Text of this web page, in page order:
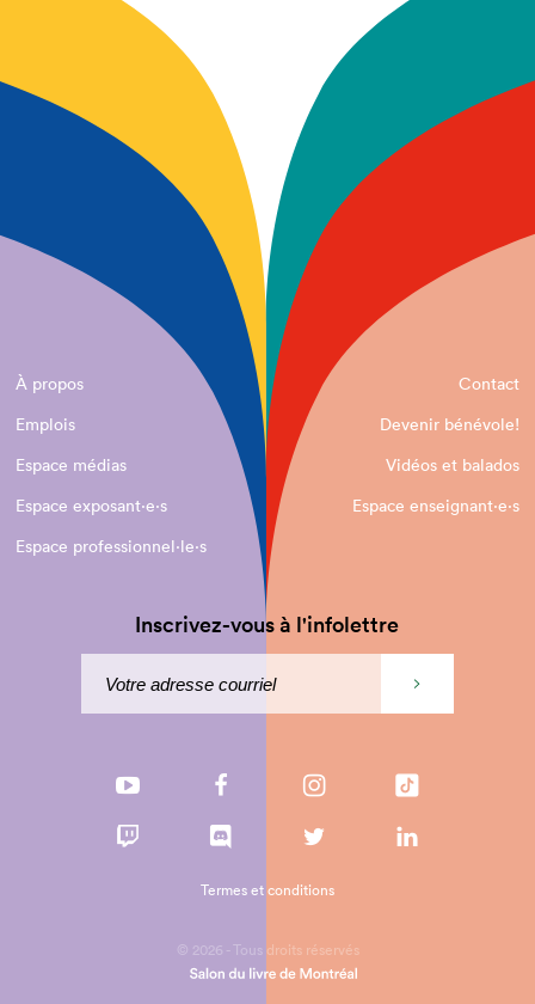
À propos
Contact
Emplois
Devenir bénévole!
Espace médias
Vidéos et balados
Espace exposant·e⋅s
Espace enseignant·e⋅s
Espace professionnel·le⋅s
Inscrivez-vous à l'infolettre
© 2026 - Tous droits réservés
Termes et conditions